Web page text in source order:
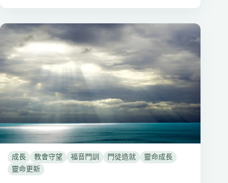
成長 教會守望 福音門訓 門徒造就
靈命成長
靈命更新